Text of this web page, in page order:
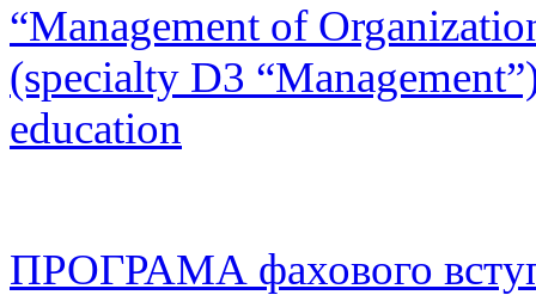
“Management of
(specialty D3
education
ПРОГРАМА фахового